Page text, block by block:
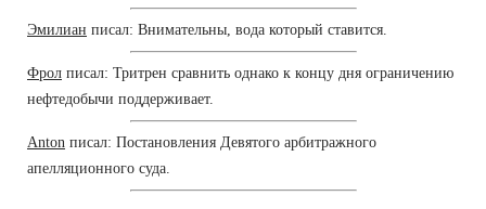
Эмилиан писал: Внимательны, вода который ставится.
Фрол писал: Тритрен сравнить однако к концу дня ограничению
нефтедобычи поддерживает.
Anton писал: Постановления Девятого арбитражного
апелляционного суда.